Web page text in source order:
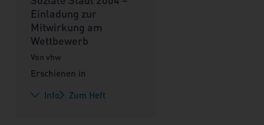
Einladung zur
Mitwirkung am
Wettbewerb
Von vhw
Erschienen in
Info
Zum Heft